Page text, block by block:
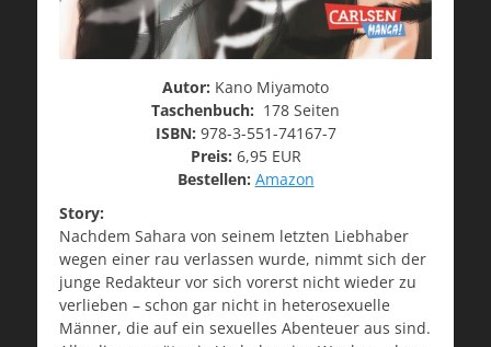
Autor: Kano Miyamoto
Taschenbuch: 178 Seiten
ISBN: 978-3-551-74167-7
Preis: 6,95 EUR
Bestellen: Amazon
Story:
Nachdem Sahara von seinem letzten Liebhaber
wegen einer rau verlassen wurde, nimmt sich der
junge Redakteur vor sich vorerst nicht wieder zu
verlieben – schon gar nicht in heterosexuelle
Männer, die auf ein sexuelles Abenteuer aus sind.